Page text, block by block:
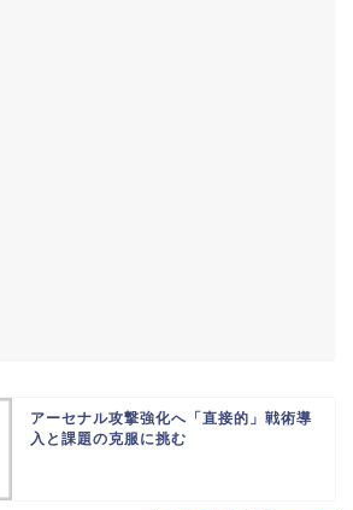
アーセナル攻撃強化へ「直接的」戦術導
入と課題の克服に挑む